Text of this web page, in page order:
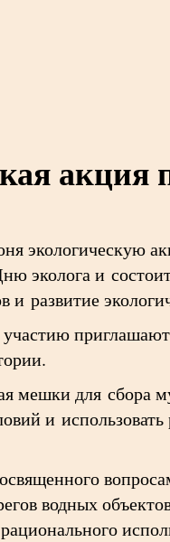
акция
экологическую
эколога и
развитие
мешки для сбора
и
водных